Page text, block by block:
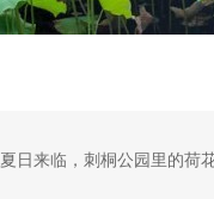
夏日来临，刺桐公园里的荷